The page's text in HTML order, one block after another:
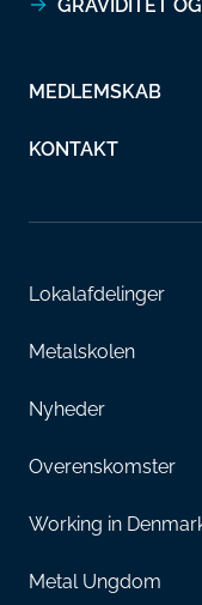
GRAVIDITET
MEDLEMSKAB
KONTAKT
Lokalafdelinger
Metalskolen
Nyheder
Overenskomster
Working in
Metal Ungdom